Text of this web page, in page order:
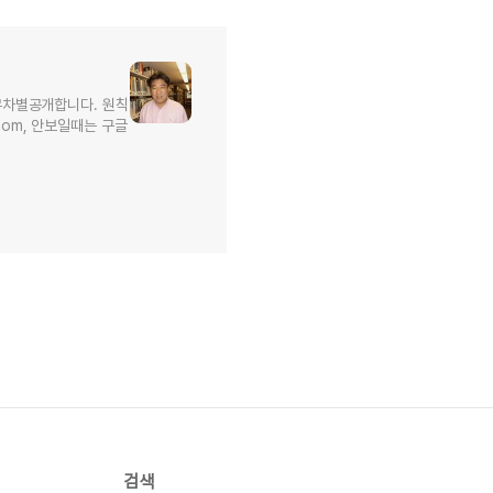
별공개합니다. 원칙
안보일때는 구글
검색